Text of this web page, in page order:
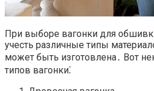
При выборе вагонки для
учесть различные типы
может быть изготовлена․ Вот
типов вагонки⁚